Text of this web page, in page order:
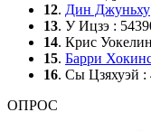
12. Дин Джуньху
13. У Ицзэ :
14. Крис
15. Барри
16. Сы Цзяхуэй :
ОПРОС